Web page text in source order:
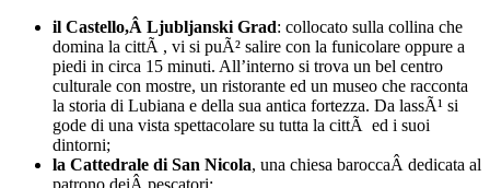
il Castello,Â Ljubljanski Grad: collocato sulla collina che
domina la cittÃ , vi si puÃ² salire con la funicolare oppure a
piedi in circa 15 minuti. All’interno si trova un bel centro
culturale con mostre, un ristorante ed un museo che racconta
la storia di Lubiana e della sua antica fortezza. Da lassÃ¹ si
gode di una vista spettacolare su tutta la cittÃ ed i suoi
dintorni;
la Cattedrale di San Nicola, una chiesa baroccaÂ dedicata al
patrono deiÂ pescatori;